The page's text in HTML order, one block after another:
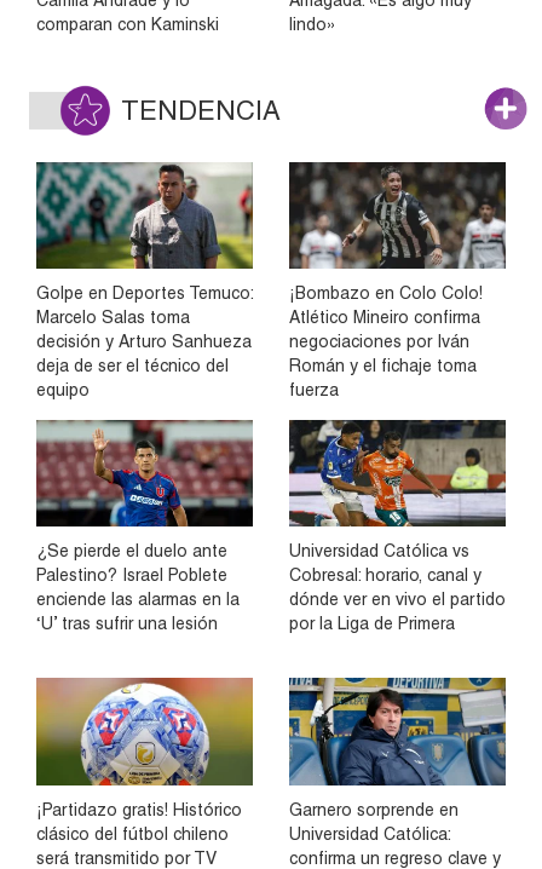
comparan con Kaminski
lindo»
TENDENCIA
Golpe en Deportes Temuco:
Marcelo Salas toma
decisión y Arturo Sanhueza
deja de ser el técnico del
equipo
¡Bombazo en Colo Colo!
Atlético Mineiro confirma
negociaciones por Iván
Román y el fichaje toma
fuerza
¿Se pierde el duelo ante
Palestino? Israel Poblete
enciende las alarmas en la
‘U’ tras sufrir una lesión
Universidad Católica vs
Cobresal: horario, canal y
dónde ver en vivo el partido
por la Liga de Primera
¡Partidazo gratis! Histórico
clásico del fútbol chileno
será transmitido por TV
Garnero sorprende en
Universidad Católica:
confirma un regreso clave y